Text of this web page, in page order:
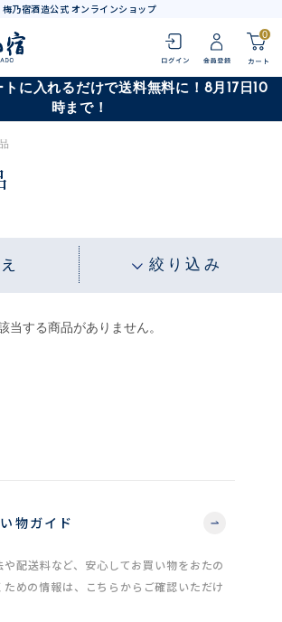
梅乃宿酒造公式 オンラインショップ
0
に入れるだけで送料無料に！8月17日10
時まで！
絞り込み
当する商品がありません。
物ガイド
や配送料など、安心してお買い物をおたの
ための情報は、こちらからご確認いただけ